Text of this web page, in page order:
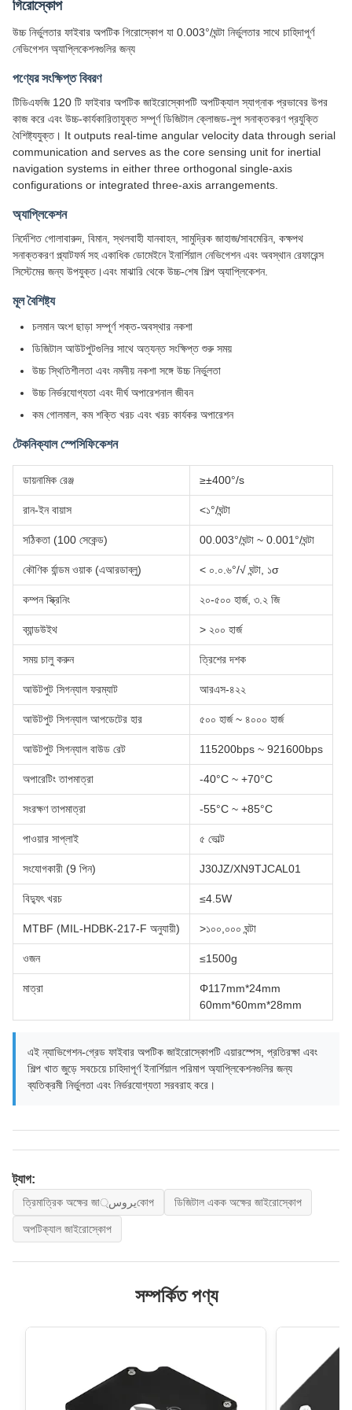
গিরোস্কোপ
উচ্চ নির্ভুলতার ফাইবার অপটিক গিরোস্কোপ যা 0.003°/ঘন্টা নির্ভুলতার সাথে চাহিদাপূর্ণ
নেভিগেশন অ্যাপ্লিকেশনগুলির জন্য
পণ্যের সংক্ষিপ্ত বিবরণ
টিডিএফজি 120 টি ফাইবার অপটিক জাইরোস্কোপটি অপটিক্যাল স্যাগ্নাক প্রভাবের উপর
কাজ করে এবং উচ্চ-কার্যকারিতাযুক্ত সম্পূর্ণ ডিজিটাল ক্লোজড-লুপ সনাক্তকরণ প্রযুক্তি
বৈশিষ্ট্যযুক্ত। It outputs real-time angular velocity data through serial
communication and serves as the core sensing unit for inertial
navigation systems in either three orthogonal single-axis
configurations or integrated three-axis arrangements.
অ্যাপ্লিকেশন
নির্দেশিত গোলাবারুদ, বিমান, স্থলবাহী যানবাহন, সামুদ্রিক জাহাজ/সাবমেরিন, কক্ষপথ
সনাক্তকরণ প্ল্যাটফর্ম সহ একাধিক ডোমেইনে ইনার্শিয়াল নেভিগেশন এবং অবস্থান রেফারেন্স
সিস্টেমের জন্য উপযুক্ত।এবং মাঝারি থেকে উচ্চ-শেষ শিল্প অ্যাপ্লিকেশন.
মূল বৈশিষ্ট্য
চলমান অংশ ছাড়া সম্পূর্ণ শক্ত-অবস্থার নকশা
ডিজিটাল আউটপুটগুলির সাথে অত্যন্ত সংক্ষিপ্ত শুরু সময়
উচ্চ স্থিতিশীলতা এবং নমনীয় নকশা সঙ্গে উচ্চ নির্ভুলতা
উচ্চ নির্ভরযোগ্যতা এবং দীর্ঘ অপারেশনাল জীবন
কম গোলমাল, কম শক্তি খরচ এবং খরচ কার্যকর অপারেশন
টেকনিক্যাল স্পেসিফিকেশন
ডায়নামিক রেঞ্জ ≥±400°/s
রান-ইন বায়াস <১°/ঘন্টা
সঠিকতা (100 সেকেন্ড) 00.003°/ঘন্টা ~ 0.001°/ঘন্টা
কৌণিক র্যান্ডম ওয়াক (এআরডাব্লু) < ০.০.৬°/√ ঘন্টা, ১σ
কম্পন স্ক্রিনিং ২০-৫০০ হার্জ, ৩.২ জি
ব্যান্ডউইথ > ২০০ হার্জ
সময় চালু করুন ত্রিশের দশক
আউটপুট সিগন্যাল ফরম্যাট আরএস-৪২২
আউটপুট সিগন্যাল আপডেটের হার ৫০০ হার্জ ~ ৪০০০ হার্জ
আউটপুট সিগন্যাল বাউড রেট 115200bps ~ 921600bps
অপারেটিং তাপমাত্রা -40°C ~ +70°C
সংরক্ষণ তাপমাত্রা -55°C ~ +85°C
পাওয়ার সাপ্লাই ৫ ভোল্ট
সংযোগকারী (9 পিন) J30JZ/XN9TJCAL01
বিদ্যুৎ খরচ ≤4.5W
MTBF (MIL-HDBK-217-F অনুযায়ী) >১০০,০০০ ঘন্টা
ওজন ≤1500g
মাত্রা
Φ117mm*24mm
60mm*60mm*28mm
এই ন্যাভিগেশন-গ্রেড ফাইবার অপটিক জাইরোস্কোপটি এয়ারস্পেস, প্রতিরক্ষা এবং
শিল্প খাত জুড়ে সবচেয়ে চাহিদাপূর্ণ ইনার্শিয়াল পরিমাপ অ্যাপ্লিকেশনগুলির জন্য
ব্যতিক্রমী নির্ভুলতা এবং নির্ভরযোগ্যতা সরবরাহ করে।
ট্যাগ:
ত্রিমাত্রিক অক্ষের জাيروس্কোপ ডিজিটাল একক অক্ষের জাইরোস্কোপ
অপটিক্যাল জাইরোস্কোপ
সম্পর্কিত পণ্য